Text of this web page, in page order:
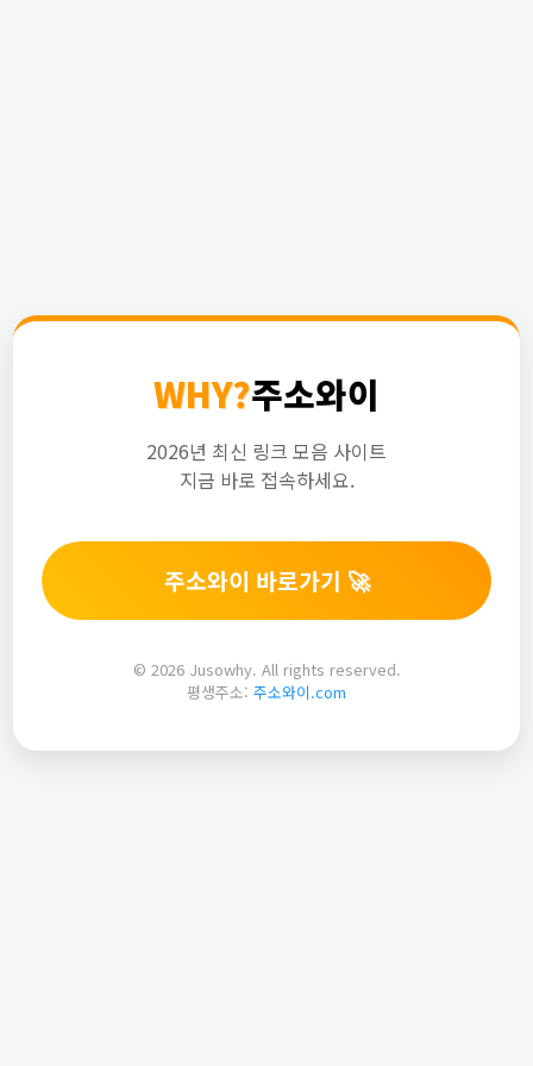
WHY?주소와이
2026년 최신 링크 모음 사이트
지금 바로 접속하세요.
주소와이 바로가기 🚀
© 2026 Jusowhy. All rights reserved.
평생주소: 주소와이.com